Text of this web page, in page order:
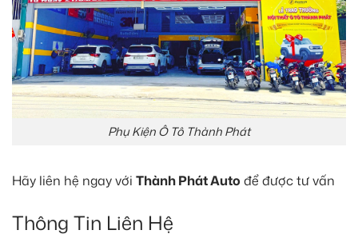
Phụ Kiện Ô Tô Thành Phát
Hãy liên hệ ngay với Thành Phát Auto để được tư vấn
Thông Tin Liên Hệ